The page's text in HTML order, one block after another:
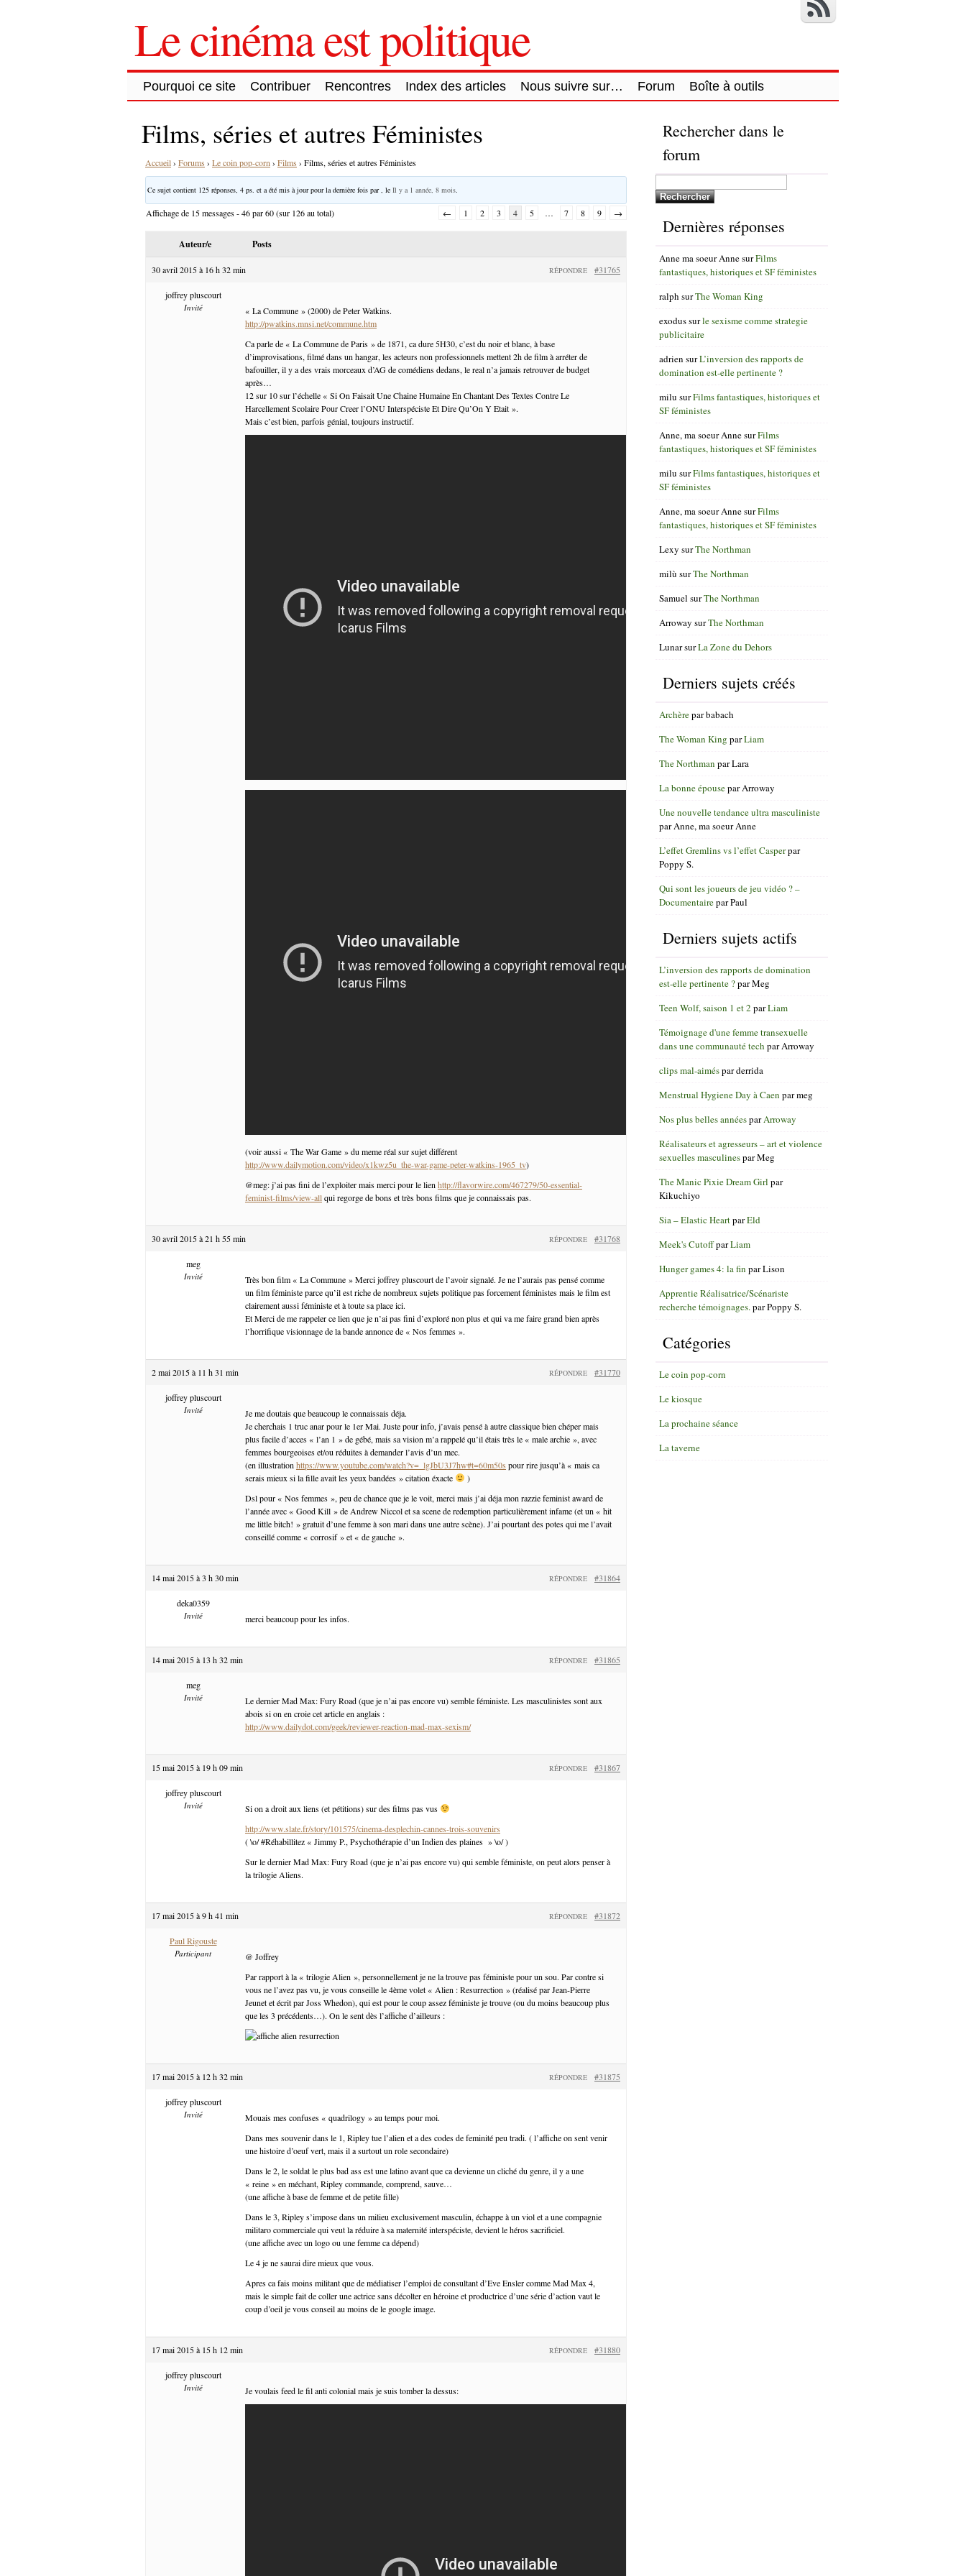
Le cinéma est politique
Pourquoi ce site Contribuer Rencontres Index des articles Nous suivre sur… Forum Boîte à outils
Films, séries et autres Féministes
Accueil› Forums › Le coin pop-corn › Films › Films, séries et autres Féministes
Ce sujet contient 125 réponses, 4 ps. et a été mis à jour pour la dernière fois par , le Il y a 1 année, 8 mois
Affichage de 15 messages - 46 par 60 (sur 126 au total) ← 1 2 3 4 5 … 7 8 9 →
Auteur/e Posts
30 avril 2015 à 16 h 32 min #31765
RÉPONDRE
joffrey pluscourt
Invité
« La Commune » (2000) de Peter Watkins.
http://pwatkins.mnsi.net/commune.htm
Ca parle de « La Commune de Paris » de 1871, ca dure 5H30, c’est du noir et blanc, à base
d’improvisations, filmé dans un hangar, les acteurs non professionnels mettent 2h de film à arréter de
bafouiller, il y a des vrais morceaux d’AG de comédiens dedans, le real n’a jamais retrouver de budget
après…
12 sur 10 sur l’échelle « Si On Faisait Une Chaine Humaine En Chantant Des Textes Contre Le
Harcellement Scolaire Pour Creer l’ONU Interspéciste Et Dire Qu’On Y Etait ».
Mais c’est bien, parfois génial, toujours instructif.
(voir aussi « The War Game » du meme réal sur sujet différent
http://www.dailymotion.com/video/x1kwz5u_the-war-game-peter-watkins-1965_tv)
@meg: j’ai pas fini de l’exploiter mais merci pour le lien http://flavorwire.com/467279/50-essential-
feminist-films/view-allqui regorge de bons et très bons films que je connaissais pas.
30 avril 2015 à 21 h 55 min #31768
RÉPONDRE
meg
Invité
Très bon film « La Commune » Merci joffrey pluscourt de l’avoir signalé. Je ne l’aurais pas pensé comme
un film féministe parce qu’il est riche de nombreux sujets politique pas forcement féministes mais le film est
clairement aussi féministe et à toute sa place ici.
Et Merci de me rappeler ce lien que je n’ai pas fini d’exploré non plus et qui va me faire grand bien après
l’horrifique visionnage de la bande annonce de « Nos femmes ».
2 mai 2015 à 11 h 31 min #31770
RÉPONDRE
joffrey pluscourt
Invité
Je me doutais que beaucoup le connaissais déja.
Je cherchais 1 truc anar pour le 1er Mai. Juste pour info, j’avais pensé à autre classique bien chéper mais
plus facile d’acces « l’an 1 » de gébé, mais sa vision m’a rappelé qu’il étais très le « male archie », avec
femmes bourgeoises et/ou réduites à demander l’avis d’un mec.
(en illustration https://www.youtube.com/watch?v=_lgJbU3J7hw#t=60m50s pour rire jusqu’à « mais ca
serais mieux si la fille avait les yeux bandées » citation éxacte
)
Dsl pour « Nos femmes », peu de chance que je le voit, merci mais j’ai déja mon razzie feminist award de
l’année avec « Good Kill » de Andrew Niccol et sa scene de redemption particulièrement infame (et un « hit
me little bitch! » gratuit d’une femme à son mari dans une autre scène). J’ai pourtant des potes qui me l’avait
conseillé comme « corrosif » et « de gauche ».
14 mai 2015 à 3 h 30 min #31864
RÉPONDRE
deka0359
Invité merci beaucoup pour les infos.
14 mai 2015 à 13 h 32 min #31865
RÉPONDRE
meg
Invité
Le dernier Mad Max: Fury Road (que je n’ai pas encore vu) semble féministe. Les masculinistes sont aux
abois si on en croie cet article en anglais :
http://www.dailydot.com/geek/reviewer-reaction-mad-max-sexism/
15 mai 2015 à 19 h 09 min #31867
RÉPONDRE
joffrey pluscourt
Invité
Si on a droit aux liens (et pétitions) sur des films pas vus
http://www.slate.fr/story/101575/cinema-desplechin-cannes-trois-souvenirs
( \o/ #Réhabillitez « Jimmy P., Psychothérapie d’un Indien des plaines » \o/ )
Sur le dernier Mad Max: Fury Road (que je n’ai pas encore vu) qui semble féministe, on peut alors penser à
la trilogie Aliens.
17 mai 2015 à 9 h 41 min #31872
RÉPONDRE
Paul Rigouste
Participant
@ Joffrey
Par rapport à la « trilogie Alien », personnellement je ne la trouve pas féministe pour un sou. Par contre si
vous ne l’avez pas vu, je vous conseille le 4ème volet « Alien : Resurrection » (réalisé par Jean-Pierre
Jeunet et écrit par Joss Whedon), qui est pour le coup assez féministe je trouve (ou du moins beaucoup plus
que les 3 précédents…). On le sent dès l’affiche d’ailleurs :
17 mai 2015 à 12 h 32 min #31875
RÉPONDRE
joffrey pluscourt
Invité
Mouais mes confuses « quadrilogy » au temps pour moi.
Dans mes souvenir dans le 1, Ripley tue l’alien et a des codes de feminité peu tradi. ( l’affiche on sent venir
une histoire d’oeuf vert, mais il a surtout un role secondaire)
Dans le 2, le soldat le plus bad ass est une latino avant que ca devienne un cliché du genre, il y a une
« reine » en méchant, Ripley commande, comprend, sauve…
(une affiche à base de femme et de petite fille)
Dans le 3, Ripley s’impose dans un milieu exclusivement masculin, échappe à un viol et a une compagnie
militaro commerciale qui veut la réduire à sa maternité interspéciste, devient le héros sacrificiel.
(une affiche avec un logo ou une femme ca dépend)
Le 4 je ne saurai dire mieux que vous.
Apres ca fais moins militant que de médiatiser l’emploi de consultant d’Eve Ensler comme Mad Max 4,
mais le simple fait de coller une actrice sans décolter en héroine et productrice d’une série d’action vaut le
coup d’oeil je vous conseil au moins de le google image.
17 mai 2015 à 15 h 12 min #31880
RÉPONDRE
joffrey pluscourt
Invité Je voulais feed le fil anti colonial mais je suis tomber la dessus:
Rechercher dans le
forum
Dernières réponses
Anne ma soeur AnnesurFilms
fantastiques, historiques et SF féministes
ralph surThe Woman King
exodussurle sexisme comme strategie
publicitaire
adrien surL’inversion des rapports de
domination est-elle pertinente ?
milu surFilms fantastiques, historiques et
SF féministes
Anne, ma soeur AnnesurFilms
fantastiques, historiques et SF féministes
milu surFilms fantastiques, historiques et
SF féministes
Anne, ma soeur AnnesurFilms
fantastiques, historiques et SF féministes
Lexy surThe Northman
milù surThe Northman
Samuel surThe Northman
Arroway surThe Northman
LunarsurLa Zone du Dehors
Derniers sujets créés
Archèreparbabach
The Woman King parLiam
The Northman parLara
La bonne épouseparArroway
Une nouvelle tendance ultra masculiniste
parAnne, ma soeur Anne
L’effet Gremlins vs l’effet Casperpar
Poppy S.
Qui sont les joueurs de jeu vidéo ? –
DocumentaireparPaul
Derniers sujets actifs
L’inversion des rapports de domination
est-elle pertinente ?parMeg
Teen Wolf, saison 1 et 2 parLiam
Témoignage d'une femme transexuelle
dans une communauté tech parArroway
clips mal-aimésparderrida
Menstrual Hygiene Day à Caen parmeg
Nos plus belles annéesparArroway
Réalisateurs et agresseurs – art et violence
sexuelles masculinesparMeg
The Manic Pixie Dream Girl par
Kikuchiyo
Sia – Elastic HeartparEld
Meek's CutoffparLiam
Hunger games 4: la fin parLison
Apprentie Réalisatrice/Scénariste
recherche témoignages. parPoppy S.
Catégories
Le coin pop-corn
Le kiosque
La prochaine séance
La taverne